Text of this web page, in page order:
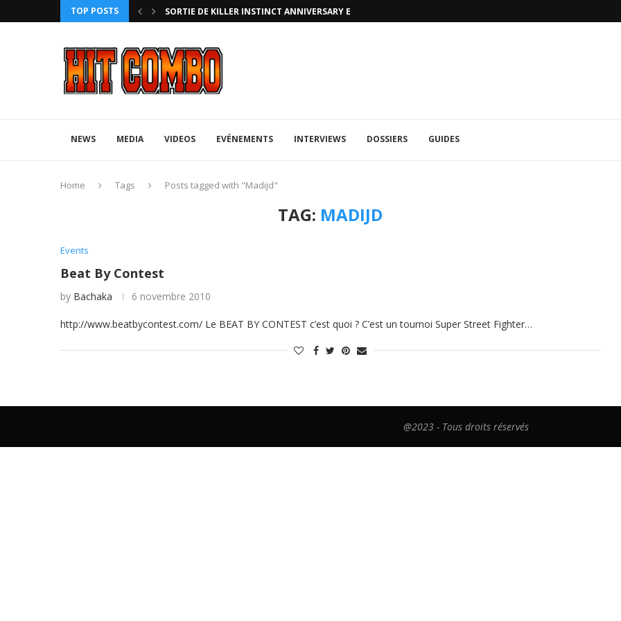
TOP POSTS
AVEC ROLLBACK... SORTIE DE KILLER INSTINCT ANNIVERSARY EDITION
NEWS MEDIA VIDEOS EVÉNEMENTS INTERVIEWS DOSSIERS GUIDES
Home Tags Posts tagged with "Madijd"
TAG: MADIJD
Events
Beat By Contest
by Bachaka 6 novembre 2010
http://www.beatbycontest.com/ Le BEAT BY CONTEST c’est quoi ? C’est un tournoi Super Street Fighter…
@2023 - Tous droits réservés